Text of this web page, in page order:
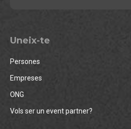
Uneix-te
Persones
Empreses
ONG
Vols ser un event partner?